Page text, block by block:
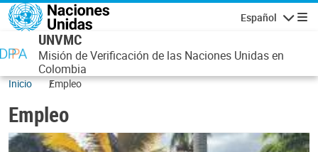
Pasar al contenido principal
Español
UNVMC
Misión de Verificación de las Naciones Unidas en
Colombia
Inicio Empleo
Empleo